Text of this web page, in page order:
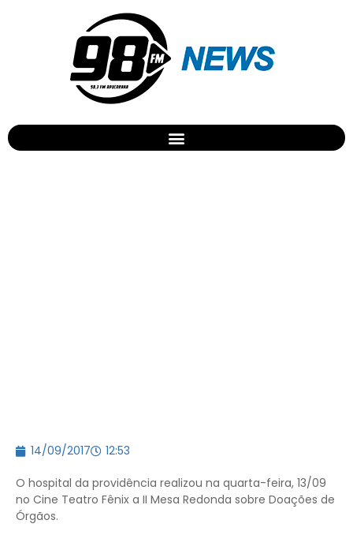
14/09/2017 12:53
O hospital da providência realizou na quarta-feira, 13/09
no Cine Teatro Fênix a II Mesa Redonda sobre Doações de
Órgãos.